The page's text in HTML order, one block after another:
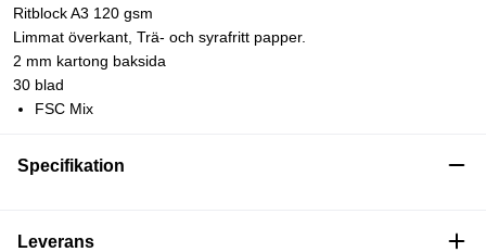
Ritblock A3 120 gsm
Limmat överkant, Trä- och syrafritt papper.
2 mm kartong baksida
30 blad
FSC Mix
Specifikation
Leverans